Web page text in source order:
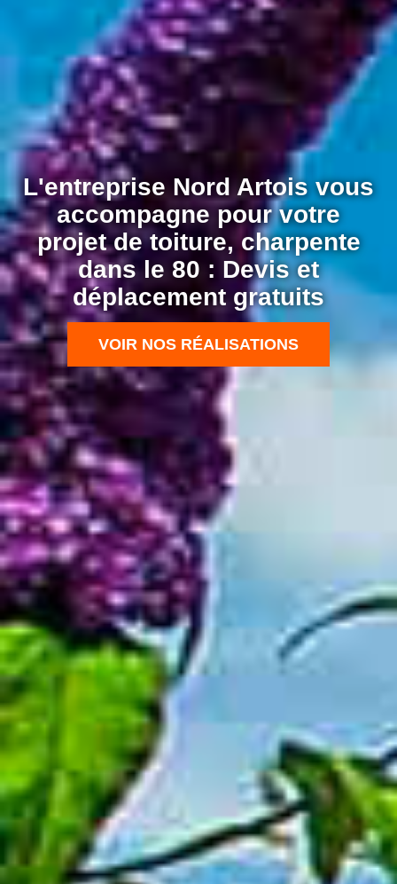
L'entreprise Nord Artois vous
accompagne pour votre
projet de toiture, charpente
dans le 80 : Devis et
déplacement gratuits
VOIR NOS RÉALISATIONS